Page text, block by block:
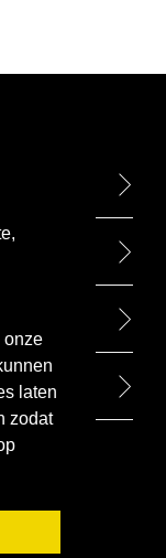
onze
laten
zodat